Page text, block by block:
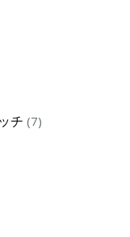
チ 77